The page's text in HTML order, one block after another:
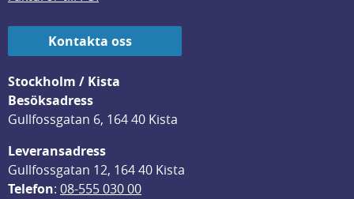
Kontakta oss
Stockholm / Kista
Besöksadress
Gullfossgatan 6, 164 40 Kista
Leveransadress
Gullfossgatan 12, 164 40 Kista
Telefon: 08-555 030 00